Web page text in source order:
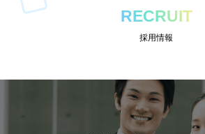
RECRUIT
採用情報